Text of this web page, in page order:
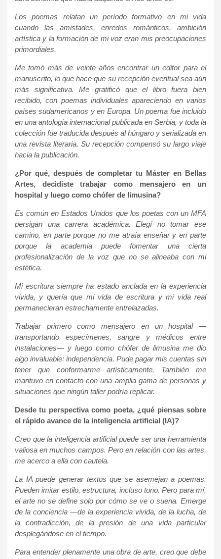
Los poemas relatan un período formativo en mi vida
cuando las amistades, enredos románticos, ambición
artística y la formación de mi voz eran mis preocupaciones
primordiales.
Me tomó más de veinte años encontrar un editor para el
manuscrito, lo que hace que su recepción eventual sea aún
más significativa. Me gratificó que el libro fuera bien
recibido, con poemas individuales apareciendo en varios
países sudamericanos y en Europa. Un poema fue incluido
en una antología internacional publicada en Serbia, y toda la
colección fue traducida después al húngaro y serializada en
una revista literaria. Su recepción compensó su largo viaje
hacia la publicación.
¿Por qué, después de completar tu Máster en Bellas
Artes, decidiste trabajar como mensajero en un
hospital y luego como chófer de limusina?
Es común en Estados Unidos que los poetas con un MFA
persigan una carrera académica. Elegí no tomar ese
camino, en parte porque no me atraía enseñar y en parte
porque la academia puede fomentar una cierta
profesionalización de la voz que no se alineaba con mi
estética.
Mi escritura siempre ha estado anclada en la experiencia
vivida, y quería que mi vida de escritura y mi vida real
permanecieran estrechamente entrelazadas.
Trabajar primero como mensajero en un hospital —
transportando especímenes, sangre y médicos entre
instalaciones— y luego como chófer de limusina me dio
algo invaluable: independencia. Pude pagar mis cuentas sin
tener que conformarme artísticamente. También me
mantuvo en contacto con una amplia gama de personas y
situaciones que ningún taller podría replicar.
Desde tu perspectiva como poeta, ¿qué piensas sobre
el rápido avance de la inteligencia artificial (IA)?
Creo que la inteligencia artificial puede ser una herramienta
valiosa en muchos campos. Pero en relación con las artes,
me acerco a ella con cautela.
La IA puede generar textos que se asemejan a poemas.
Pueden imitar estilo, estructura, incluso tono. Pero para mí,
el arte no se define solo por cómo se ve o suena. Emerge
de la conciencia —de la experiencia vivida, de la lucha, de
la contradicción, de la presión de una vida particular
desplegándose en el tiempo.
Para entender plenamente una obra de arte, creo que debe